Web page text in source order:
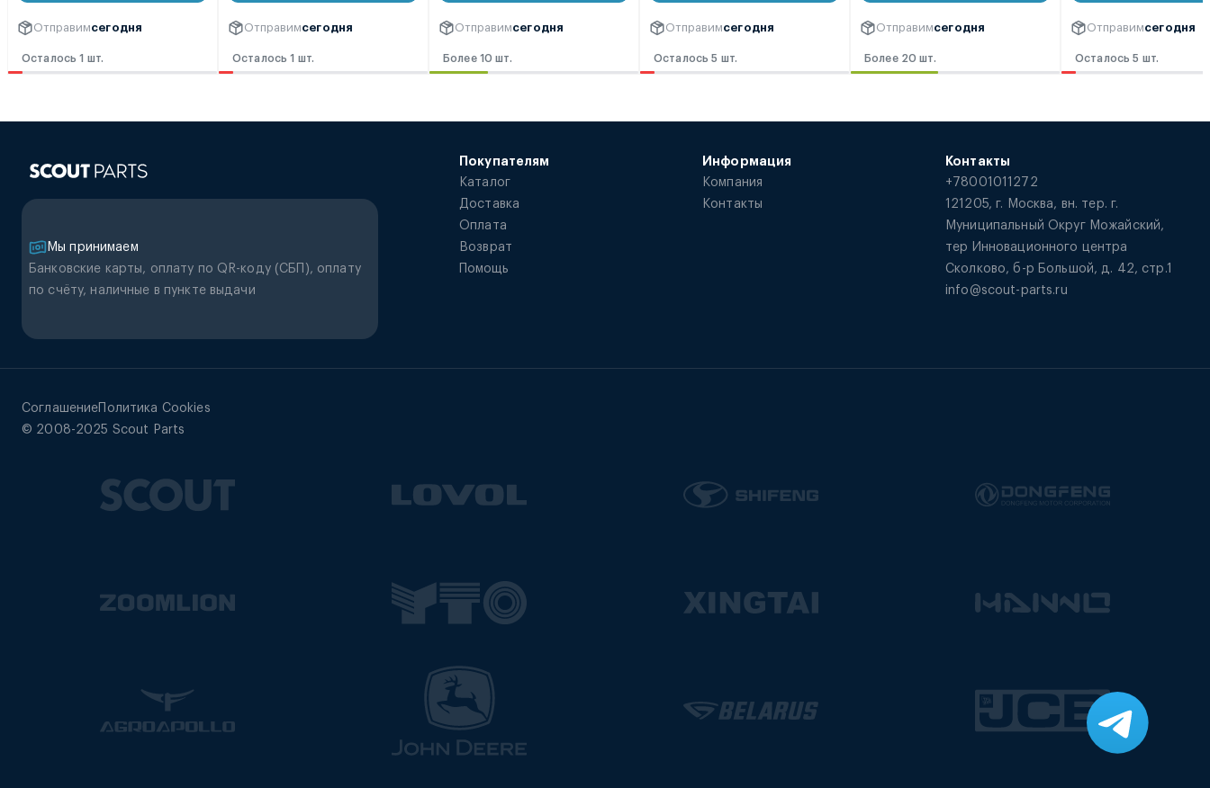
Отправимсегодня
Осталось 1 шт.
Отправимсегодня
Осталось 1 шт.
Отправимсегодня
Более 10 шт.
Отправимсегодня
Осталось 5 шт.
Отправимсегодня
Более 20 шт.
Отправимсегодня
Осталось 5 шт.
Мы принимаем
Банковские карты, оплату по QR-коду (CБП), оплату
по счёту, наличные в пункте выдачи
Покупателям
Каталог
Доставка
Оплата
Возврат
Помощь
Информация
Компания
Контакты
Контакты
+78001011272
121205, г. Москва, вн. тер. г.
Муниципальный Округ Можайский,
тер Инновационного центра
Сколково, б-р Большой, д. 42, стр.1
info@scout-parts.ru
Соглашение Политика Cookies
© 2008-2025 Scout Parts